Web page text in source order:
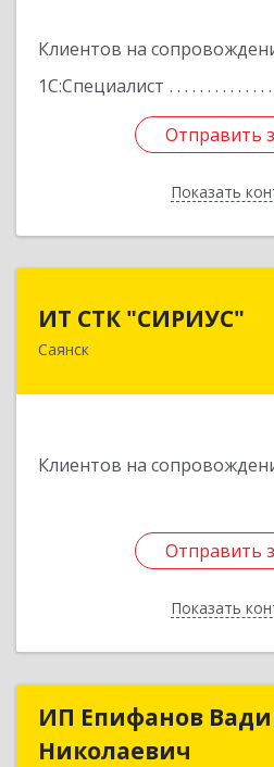
Клиентов на
1С:Специалист
Отправить
Показать
Отправить
Назад
ИТ СТК "СИРИУС"
Саянск
Клиентов на
Отправить
Показать
666303, Иркутская обл,
Отправить
Назад
ИП Епифанов
Николаевич
ИП